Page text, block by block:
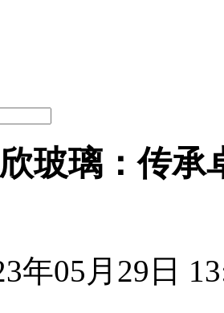
玻璃：传
年05月29日